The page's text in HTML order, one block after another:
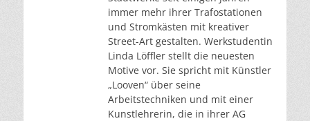
immer mehr ihrer Trafostationen
und Stromkästen mit kreativer
Street-Art gestalten. Werkstudentin
Linda Löffler stellt die neuesten
Motive vor. Sie spricht mit Künstler
„Looven“ über seine
Arbeitstechniken und mit einer
Kunstlehrerin, die in ihrer AG